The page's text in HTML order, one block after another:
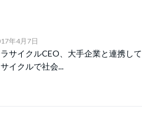
年4月7日
サイクルCEO、大手企業と連携して
サイクルで社会...